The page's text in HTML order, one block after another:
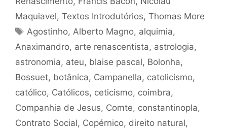
Maquiavel, Textos Introdutórios, Thomas More
Tags
Agostinho,Alberto Magno, alquimia,
Anaximandro, arte renascentista, astrologia,
astronomia, ateu, blaise pascal, Bolonha,
Bossuet, botânica, Campanella, catolicismo,
católico, Católicos, ceticismo, coimbra,
Companhia de Jesus, Comte, constantinopla,
Contrato Social, Copérnico, direito natural,